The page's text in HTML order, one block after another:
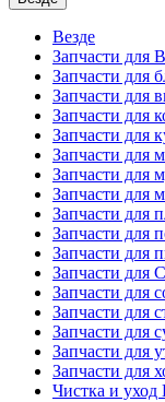
Везде
Запчасти для
Запчасти для
Запчасти для
Запчасти для
Запчасти для
Запчасти для
Запчасти для
Запчасти для
Запчасти для
Запчасти для
Запчасти для
Запчасти для
Запчасти для
Запчасти для
Запчасти для
Запчасти для
Запчасти для
Чистка и уход